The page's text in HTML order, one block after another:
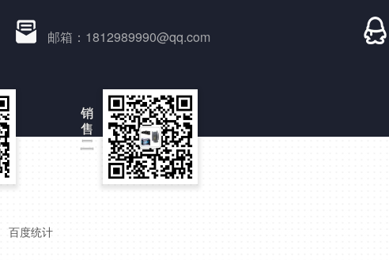
邮箱：1812989990@qq.com
销
售
二
百度统计